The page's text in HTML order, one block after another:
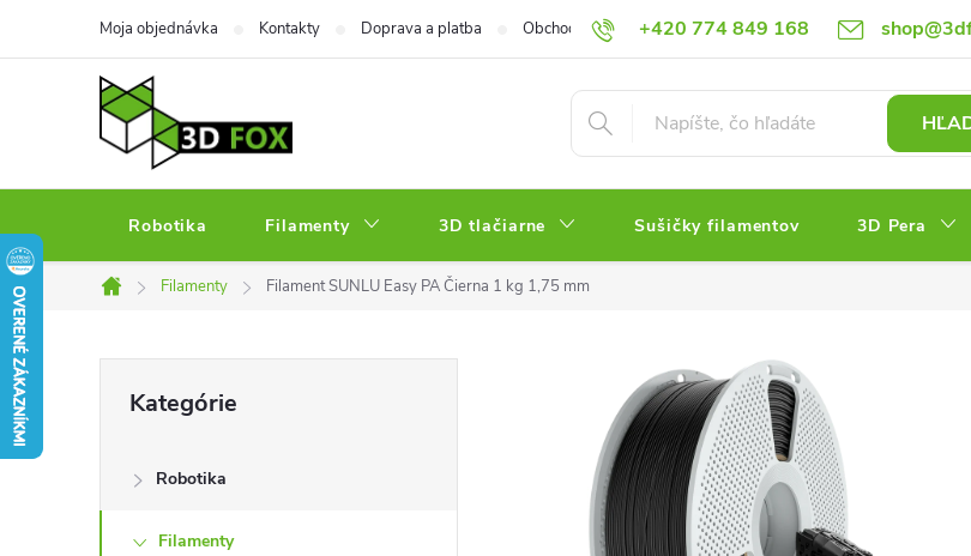
+420 774 849 168
Moja objednávka Kontakty Doprava a platba Obchodné podmienky Podmienky ochrany osobných
Robotika Filamenty 3D tlačiarne Sušičky filamentov 3D Pera
Domov
Filamenty Filament SUNLU Easy PA Čierna 1 kg 1,75 mm
č
kategórie
Kategórie
Robotika
Filamenty